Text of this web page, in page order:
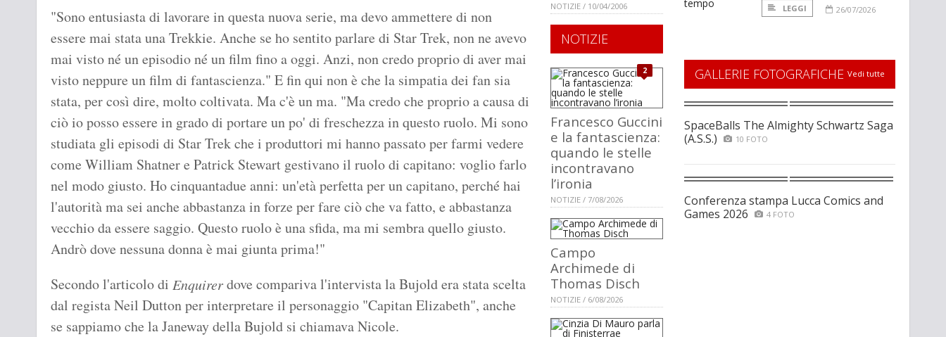
"Sono entusiasta di lavorare in questa nuova serie, ma devo ammettere di non
essere mai stata una Trekkie. Anche se ho sentito parlare di Star Trek, non ne avevo
mai visto né un episodio né un film fino a oggi. Anzi, non credo proprio di aver mai
visto neppure un film di fantascienza." E fin qui non è che la simpatia dei fan sia
stata, per così dire, molto coltivata. Ma c'è un ma. "Ma credo che proprio a causa di
ciò io posso essere in grado di portare un po' di freschezza in questo ruolo. Mi sono
studiata gli episodi di Star Trek che i produttori mi hanno passato per farmi vedere
come William Shatner e Patrick Stewart gestivano il ruolo di capitano: voglio farlo
nel modo giusto. Ho cinquantadue anni: un'età perfetta per un capitano, perché hai
l'autorità ma sei anche abbastanza in forze per fare ciò che va fatto, e abbastanza
vecchio da essere saggio. Questo ruolo è una sfida, ma mi sembra quello giusto.
Andrò dove nessuna donna è mai giunta prima!"
Secondo l'articolo di Enquirerdove compariva l'intervista la Bujold era stata scelta
dal regista Neil Dutton per interpretare il personaggio "Capitan Elizabeth", anche
se sappiamo che la Janeway della Bujold si chiamava Nicole.
NOTIZIE / 10/04/2006
NOTIZIE
2
Francesco Guccini
e la fantascienza:
quando le stelle
incontravano
l’ironia
NOTIZIE / 7/08/2026
Campo
Archimede di
Thomas Disch
NOTIZIE / 6/08/2026
LEGGI 26/07/2026
GALLERIE FOTOGRAFICHE Vedi tutte
SpaceBalls The Almighty Schwartz Saga
(A.S.S.)
10 FOTO
Conferenza stampa Lucca Comics and
Games 2026
4 FOTO